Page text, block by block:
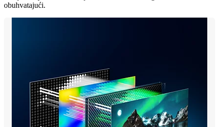
obuhvatajući.